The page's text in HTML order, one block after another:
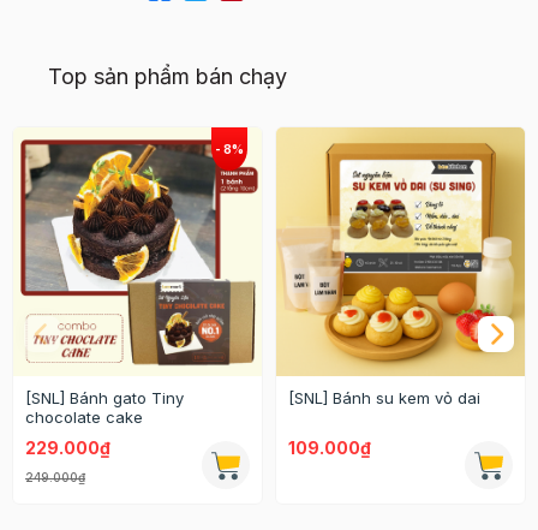
Top sản phẩm bán chạy
[SNL] Bánh gato Tiny
chocolate cake
229.000₫
249.000₫
[SNL] Bánh su kem vỏ dai
109.000₫